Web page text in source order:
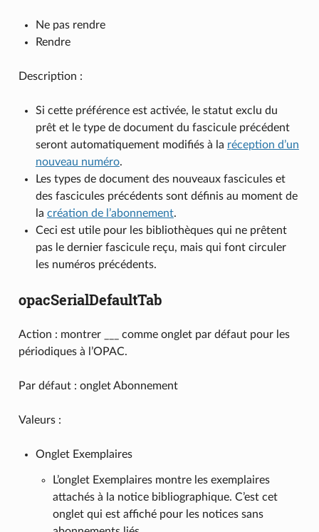
Ne pas rendre
Rendre
Description :
Si cette préférence est activée, le statut exclu du
prêt et le type de document du fascicule précédent
seront automatiquement modifiés à la réception d’un
nouveau numéro.
Les types de document des nouveaux fascicules et
des fascicules précédents sont définis au moment de
la création de l’abonnement.
Ceci est utile pour les bibliothèques qui ne prêtent
pas le dernier fascicule reçu, mais qui font circuler
les numéros précédents.
opacSerialDefaultTab
Action : montrer ___ comme onglet par défaut pour les
périodiques à l’OPAC.
Par défaut : onglet Abonnement
Valeurs :
Onglet Exemplaires
L’onglet Exemplaires montre les exemplaires
attachés à la notice bibliographique. C’est cet
onglet qui est affiché pour les notices sans